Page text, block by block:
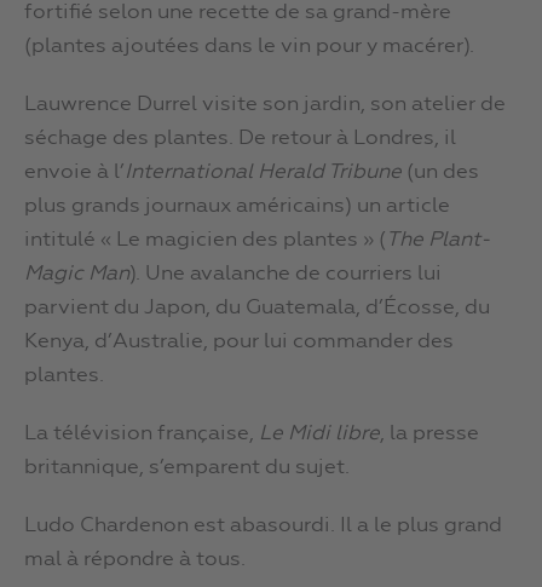
fortifié selon une recette de sa grand-mère
(plantes ajoutées dans le vin pour y macérer).
Lauwrence Durrel visite son jardin, son atelier de
séchage des plantes. De retour à Londres, il
envoie à l’International Herald Tribune (un des
plus grands journaux américains) un article
intitulé « Le magicien des plantes » ( The Plant-
Magic Man). Une avalanche de courriers lui
parvient du Japon, du Guatemala, d’Écosse, du
Kenya, d’Australie, pour lui commander des
plantes.
La télévision française, Le Midi libre, la presse
britannique, s’emparent du sujet.
Ludo Chardenon est abasourdi. Il a le plus grand
mal à répondre à tous.